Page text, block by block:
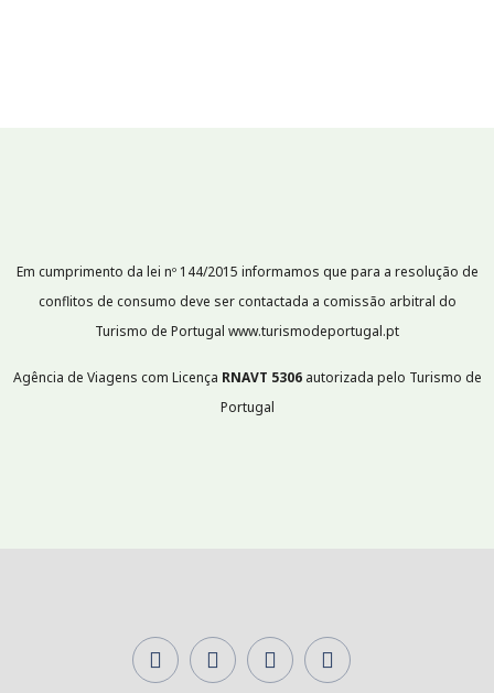
Em cumprimento da lei nº 144/2015 informamos que para a resolução de
conflitos de consumo deve ser contactada a comissão arbitral do
Turismo de Portugal www.turismodeportugal.pt
Agência de Viagens com Licença RNAVT 5306 autorizada pelo Turismo de
Portugal